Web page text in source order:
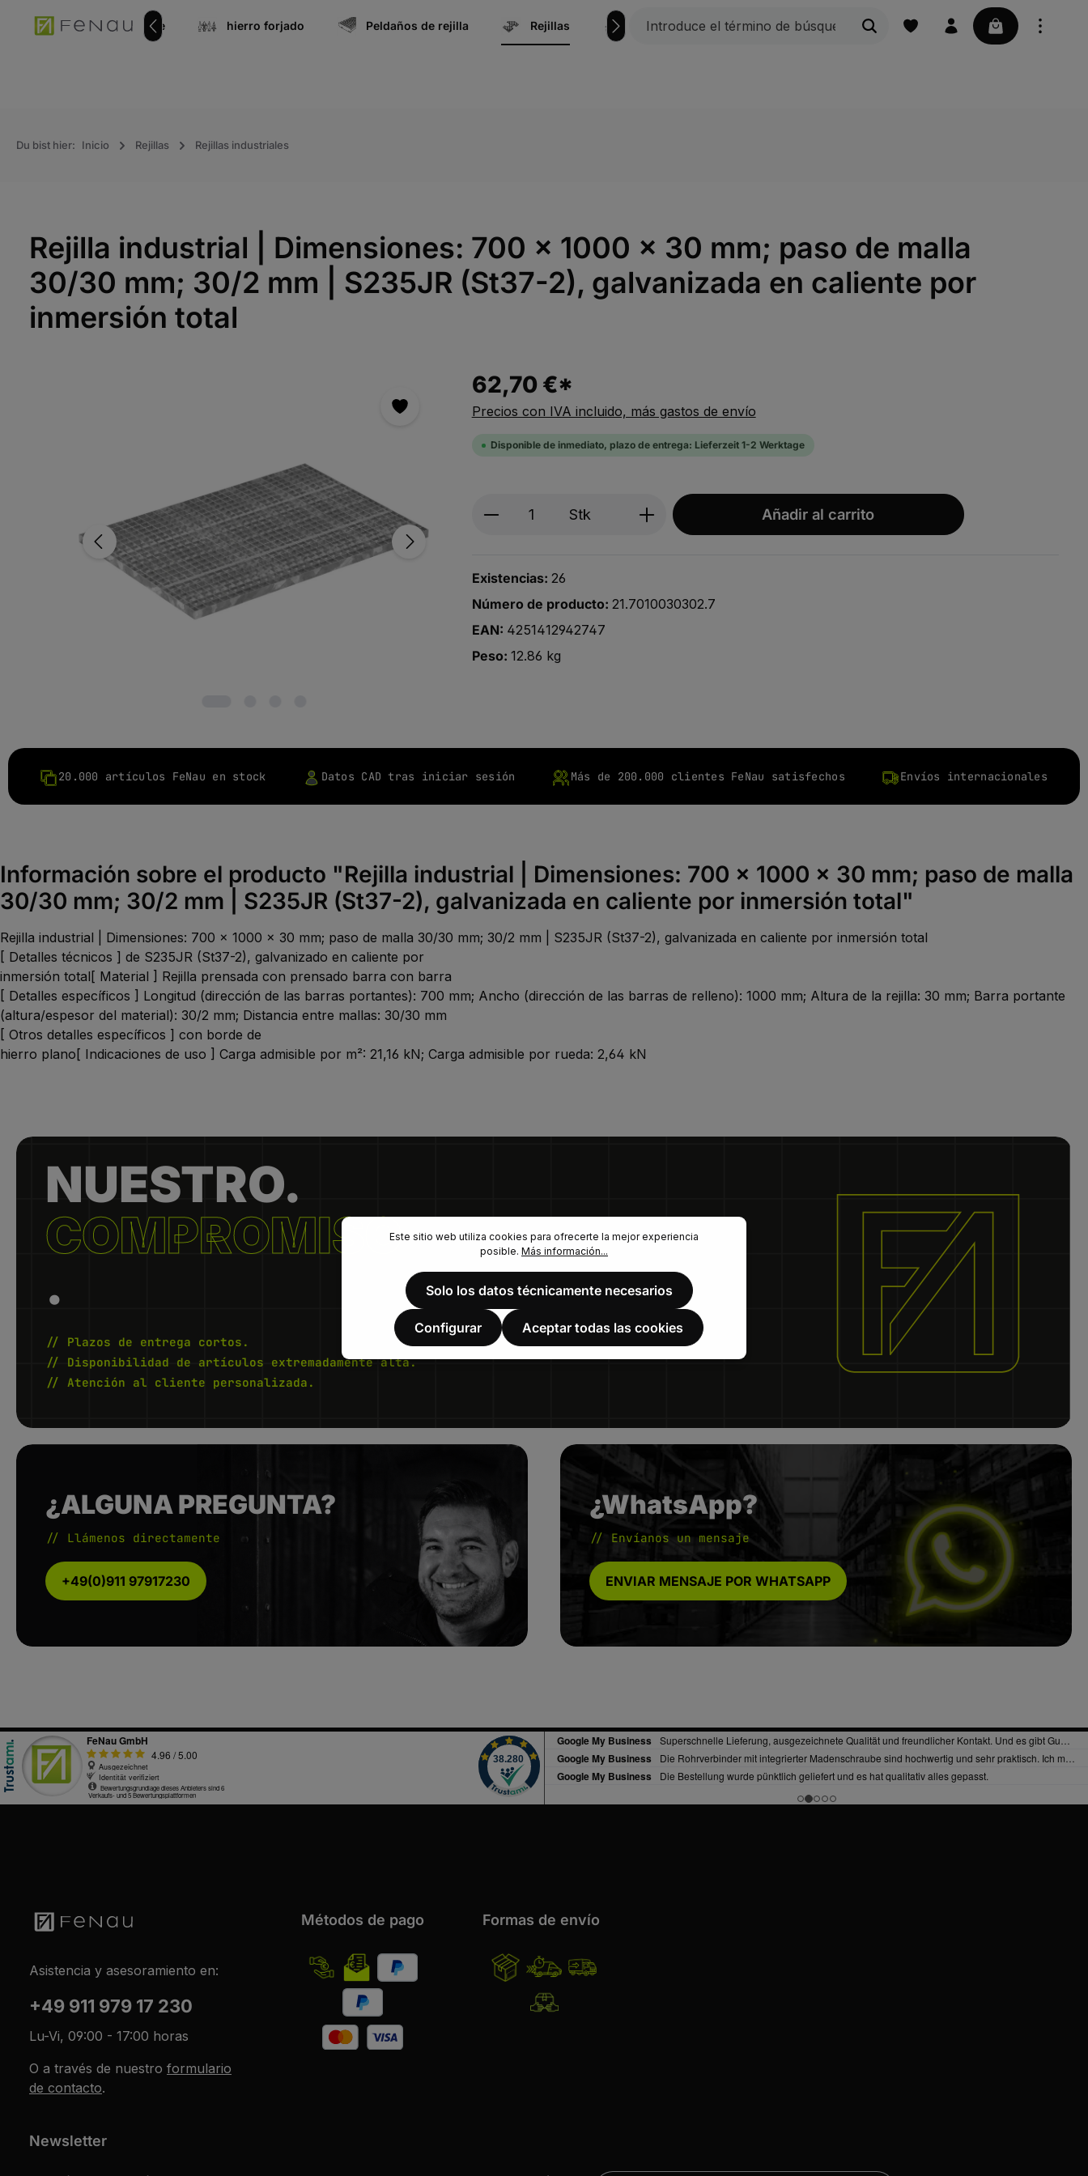
Ir a la navegación principal
de acero inoxidable hierro forjado Peldaños de rejilla Rejillas Náutica | Accesorios para embarcaciones Herrajes para puertas
La cesta
Du bist hier: Inicio Rejillas Rejillas industriales
Rejilla industrial | Dimensiones: 700 x 1000 x 30 mm; paso de malla
30/30 mm; 30/2 mm | S235JR (St37-2), galvanizada en caliente por
inmersión total
62,70 €*
Precios con IVA incluido, más gastos de envío
Disponible de inmediato, plazo de entrega: Lieferzeit 1-2 Werktage
Produkt Anzahl: Gib den gewünschten Wert ein oder benutze
Stk Añadir al carrito
Existencias: 26
Número de producto: 21.7010030302.7
EAN: 4251412942747
Peso: 12.86 kg
20.000 artículos FeNau en stock Datos CAD tras iniciar sesión Más de 200.000 clientes FeNau satisfechos Envíos internacionales
Información sobre el producto "Rejilla industrial | Dimensiones: 700 x 1000 x 30 mm; paso de malla
30/30 mm; 30/2 mm | S235JR (St37-2), galvanizada en caliente por inmersión total"
Rejilla industrial | Dimensiones: 700 x 1000 x 30 mm; paso de malla 30/30 mm; 30/2 mm | S235JR (St37-2), galvanizada en caliente por inmersión total
[ Detalles técnicos ] de S235JR (St37-2), galvanizado en caliente por
inmersión total[ Material ] Rejilla prensada con prensado barra con barra
[ Detalles específicos ] Longitud (dirección de las barras portantes): 700 mm; Ancho (dirección de las barras de relleno): 1000 mm; Altura de la rejilla: 30 mm; Barra portante
(altura/espesor del material): 30/2 mm; Distancia entre mallas: 30/30 mm
[ Otros detalles específicos ] con borde de
hierro plano[ Indicaciones de uso ] Carga admisible por m²: 21,16 kN; Carga admisible por rueda: 2,64 kN
NUESTRO.
COMPROMISO
.
// Plazos de entrega cortos.
// Disponibilidad de artículos extremadamente alta.
// Atención al cliente personalizada.
¿ALGUNA PREGUNTA?
// Llámenos directamente
+49(0)911 97917230
¿WhatsApp?
// Envíanos un mensaje
ENVIAR MENSAJE POR WHATSAPP
Asistencia y asesoramiento en:
+49 911 979 17 230
Lu-Vi, 09:00 - 17:00 horas
O a través de nuestro formulario
de contacto.
Métodos de pago Formas de envío
Newsletter
Este sitio web utiliza cookies para ofrecerte la mejor experiencia
posible. Más información...
Solo los datos técnicamente necesarios
Configurar Aceptar todas las cookies